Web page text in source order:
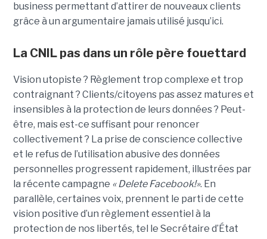
business permettant d’attirer de nouveaux clients
grâce à un argumentaire jamais utilisé jusqu’ici.
La CNIL pas dans un rôle père fouettard
Vision utopiste ? Règlement trop complexe et trop
contraignant ? Clients/citoyens pas assez matures et
insensibles à la protection de leurs données ? Peut-
être, mais est-ce suffisant pour renoncer
collectivement ? La prise de conscience collective
et le refus de l’utilisation abusive des données
personnelles progressent rapidement, illustrées par
la récente campagne « Delete Facebook!». En
parallèle, certaines voix, prennent le parti de cette
vision positive d’un règlement essentiel à la
protection de nos libertés, tel le Secrétaire d’État